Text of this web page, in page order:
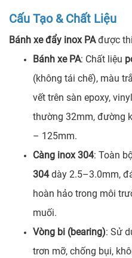
Cấu Tạo & Chất Liệu
Bánh xe đẩy inox PAđược
Bánh xe PA: Chất liệu
(không tái chế), màu
vết trên sàn epoxy,
thường 32mm, đường
– 125mm.
Càng inox 304: Toàn
304dày 2.5–3.0mm,
hoàn hảo trong môi
muối.
Vòng bi (bearing): Sử
trơn mỡ, chống bụi,